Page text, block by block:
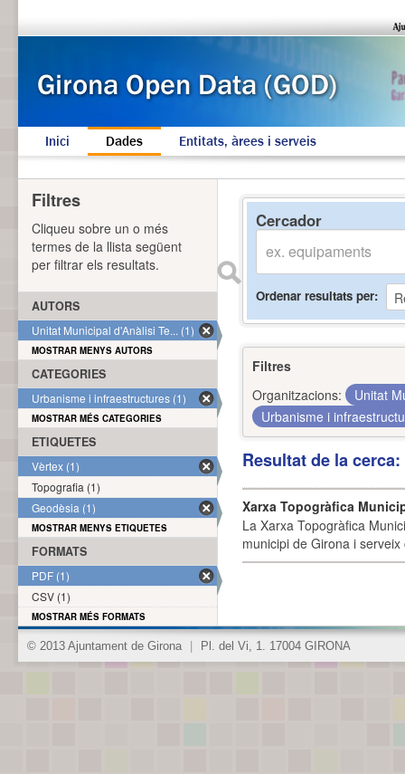
Inici Dades Entitats, àrees i serveis
Cercador
Ordenar resultats per
Filtres
Organitzacions:
Unitat
Urbanisme i
Resultat de la
Xarxa Topogràfica
La Xarxa Topogràfica
municipi de Girona i
Filtres
Cliqueu sobre un o més
termes de la llista següent
per filtrar els resultats.
AUTORS
Unitat Municipal d'Anàlisi Te... (1)
MOSTRAR MENYS AUTORS
CATEGORIES
Urbanisme i infraestructures (1)
MOSTRAR MÉS CATEGORIES
ETIQUETES
Vèrtex (1)
Topografia (1)
Geodèsia (1)
MOSTRAR MENYS ETIQUETES
FORMATS
PDF (1)
CSV (1)
MOSTRAR MÉS FORMATS
© 2013 Ajuntament de Girona Pl. del Vi, 1. 17004 GIRONA